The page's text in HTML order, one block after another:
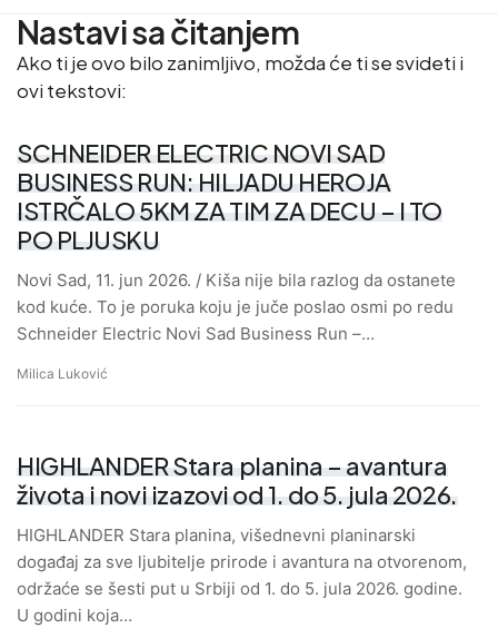
Nastavi sa čitanjem
Ako ti je ovo bilo zanimljivo, možda će ti se svideti i
ovi tekstovi:
SCHNEIDER ELECTRIC NOVI SAD
BUSINESS RUN: HILJADU HEROJA
ISTRČALO 5KM ZA TIM ZA DECU – I TO
PO PLJUSKU
Novi Sad, 11. jun 2026. / Kiša nije bila razlog da ostanete
kod kuće. To je poruka koju je juče poslao osmi po redu
Schneider Electric Novi Sad Business Run –…
Milica Luković
HIGHLANDER Stara planina – avantura
života i novi izazovi od 1. do 5. jula 2026.
HIGHLANDER Stara planina, višednevni planinarski
događaj za sve ljubitelje prirode i avantura na otvorenom,
održaće se šesti put u Srbiji od 1. do 5. jula 2026. godine.
U godini koja…